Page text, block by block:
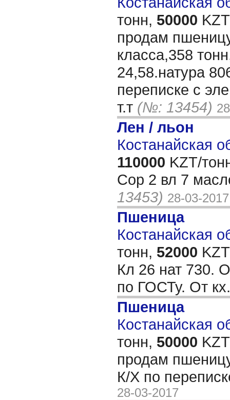
тонн, 50000
продам
класса,358
24,58.натура
переписке с
т.т (№: 13454)
Лен / льон
Костанайская
110000 KZT/
Сор 2 вл 7
13453) 28-03-2017
Пшеница
Костанайская
тонн, 52000
Кл 26 нат 730.
по ГОСТу. От
Пшеница
Костанайская
тонн, 50000
продам
К/Х по
28-03-2017